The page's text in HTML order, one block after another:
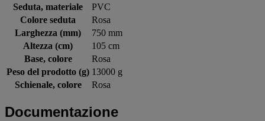
Seduta, materiale
PVC
Colore seduta
Rosa
Larghezza (mm)
750 mm
Altezza (cm)
105 cm
Base, colore
Rosa
Peso del prodotto (g) 13000 g
Schienale, colore
Rosa
Documentazione